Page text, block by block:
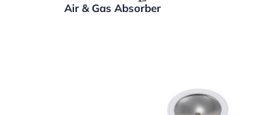
Air & Gas Absorber